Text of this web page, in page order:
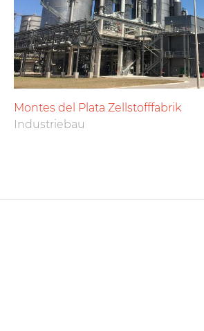
Montes del Plata Zellstofffabrik
Industriebau